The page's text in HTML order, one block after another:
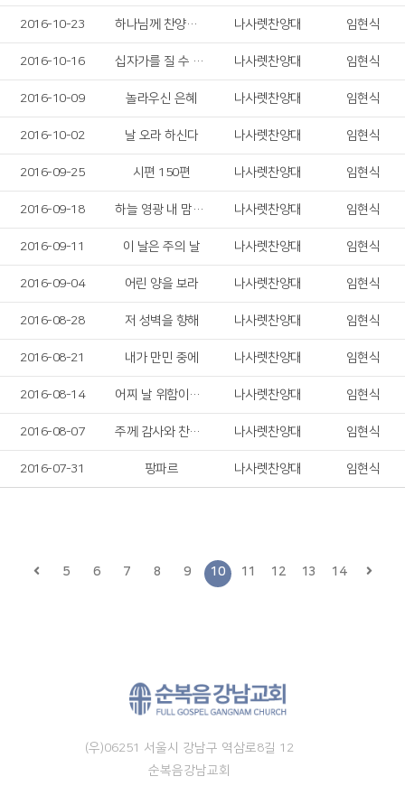
2016-10-23 하나님께 찬양드리세 나사렛찬양대 임현식
2016-10-16 십자가를 질 수 있나 나사렛찬양대 임현식
2016-10-09 놀라우신 은혜 나사렛찬양대 임현식
2016-10-02 날 오라 하신다 나사렛찬양대 임현식
2016-09-25 시편 150편 나사렛찬양대 임현식
2016-09-18 하늘 영광 내 맘에 임했네 나사렛찬양대 임현식
2016-09-11 이 날은 주의 날 나사렛찬양대 임현식
2016-09-04 어린 양을 보라 나사렛찬양대 임현식
2016-08-28 저 성벽을 향해 나사렛찬양대 임현식
2016-08-21 내가 만민 중에 나사렛찬양대 임현식
2016-08-14 어찌 날 위함이온지 나사렛찬양대 임현식
2016-08-07 주께 감사와 찬송을 드리세 나사렛찬양대 임현식
2016-07-31 팡파르 나사렛찬양대 임현식
5 6 7 8 9 10 11 12 13 14
(우)06251 서울시 강남구 역삼로8길 12
순복음강남교회